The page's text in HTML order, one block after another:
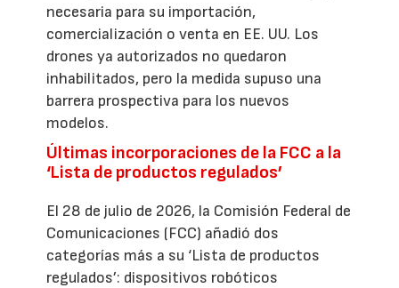
necesaria para su importación,
comercialización o venta en EE. UU. Los
drones ya autorizados no quedaron
inhabilitados, pero la medida supuso una
barrera prospectiva para los nuevos
modelos.
Últimas incorporaciones de la FCC a la
‘Lista de productos regulados’
El 28 de julio de 2026, la Comisión Federal de
Comunicaciones (FCC) añadió dos
categorías más a su ‘Lista de productos
regulados’: dispositivos robóticos